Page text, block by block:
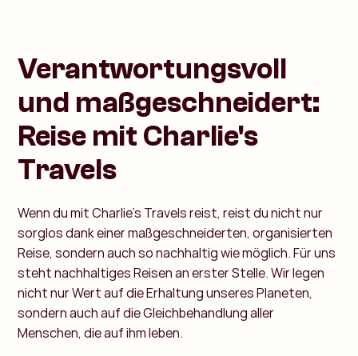
Verantwortungsvoll
und maßgeschneidert:
Reise mit Charlie's
Travels
Wenn du mit Charlie's Travels reist, reist du nicht nur
sorglos dank einer maßgeschneiderten, organisierten
Reise, sondern auch so nachhaltig wie möglich. Für uns
steht nachhaltiges Reisen an erster Stelle. Wir legen
nicht nur Wert auf die Erhaltung unseres Planeten,
sondern auch auf die Gleichbehandlung aller
Menschen, die auf ihm leben.